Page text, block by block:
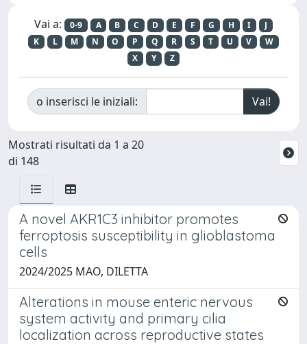
Vai a: 0-9 A B C D E F G H I
J
K
L M N O P Q R S T U V
W
X
Y Z
o inserisci le iniziali:
Mostrati risultati da 1 a 20
di 148
A novel AKR1C3 inhibitor promotes
ferroptosis susceptibility in glioblastoma
cells
2024/2025 MAO, DILETTA
Alterations in mouse enteric nervous
system activity and primary cilia
localization across reproductive states